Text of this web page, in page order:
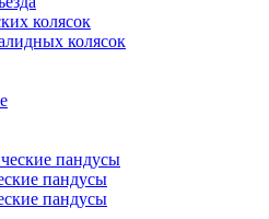
колясок
колясок
пандусы
пандусы
пандусы